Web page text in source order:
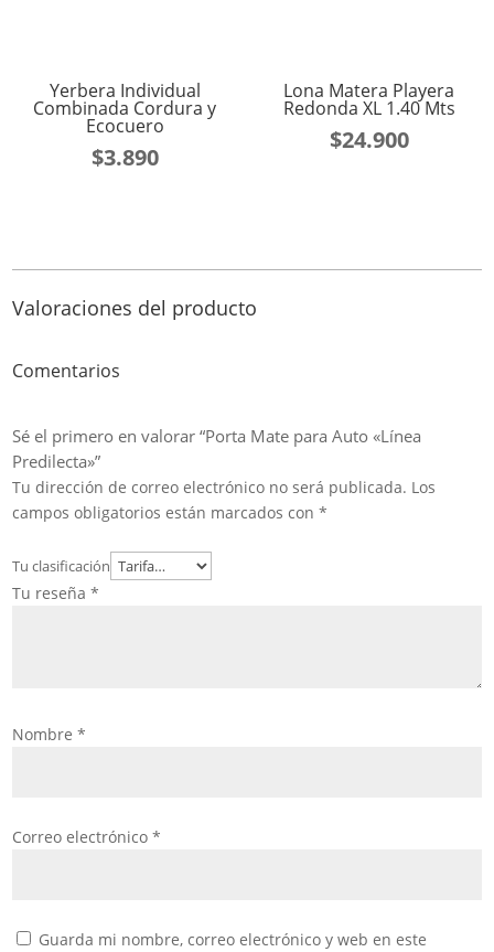
Yerbera Individual
Combinada Cordura y
Ecocuero
$3.890
Lona Matera Playera
Redonda XL 1.40 Mts
$24.900
Valoraciones del producto
Comentarios
Sé el primero en valorar “Porta Mate para Auto «Línea
Predilecta»”
Tu dirección de correo electrónico no será publicada. Los
campos obligatorios están marcados con*
Tu clasificación
Tu reseña*
Nombre*
Correo electrónico*
Guarda mi nombre, correo electrónico y web en este